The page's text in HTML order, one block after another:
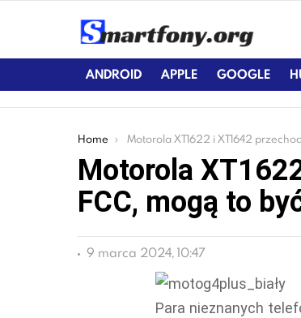
ANDROID APPLE GOOGLE
You are here:
Home Motorola XT1622 i XT1642 przechodzą przez FCC, mogą to być Moto G4 i G4 Plus
Motorola
FCC, mogą to
9 marca 2024, 10:47
Para nieznanych